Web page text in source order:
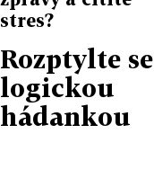
stres?
Rozptylte se
logickou
hádankou